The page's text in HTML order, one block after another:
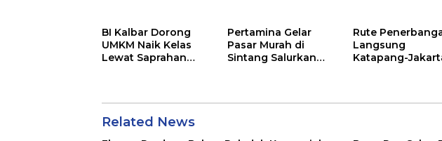
BI Kalbar Dorong
UMKM Naik Kelas
Lewat Saprahan
Pertamina Gelar
Pasar Murah di
Sintang Salurkan
Rute
Langsung
Katapang-
Related News